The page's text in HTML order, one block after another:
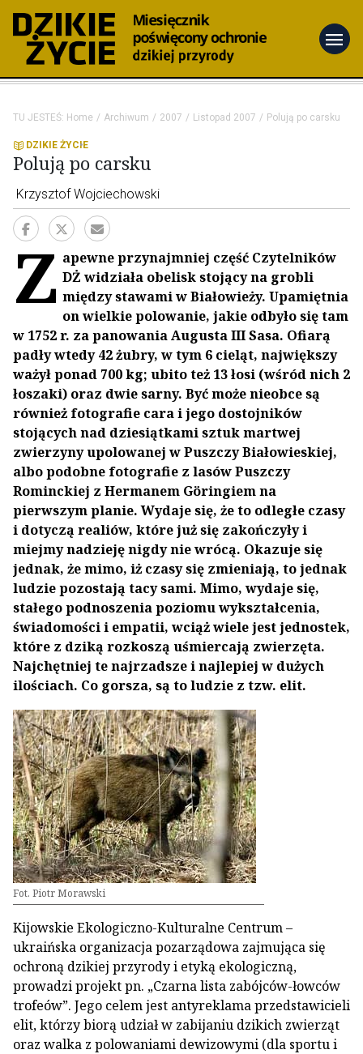
menu
TU JESTEŚ: Home Archiwum 2007 Listopad 2007 Polują po carsku
DZIKIE ŻYCIE
Polują po carsku
Krzysztof Wojciechowski
Z apewne przynajmniej część Czytelników
DŻ widziała obelisk stojący na grobli
między stawami w Białowieży. Upamiętnia
on wielkie polowanie, jakie odbyło się tam
w 1752 r. za panowania Augusta III Sasa. Ofiarą
padły wtedy 42 żubry, w tym 6 cieląt, największy
ważył ponad 700 kg; ubito też 13 łosi (wśród nich 2
łoszaki) oraz dwie sarny. Być może nieobce są
również fotografie cara i jego dostojników
stojących nad dziesiątkami sztuk martwej
zwierzyny upolowanej w Puszczy Białowieskiej,
albo podobne fotografie z lasów Puszczy
Rominckiej z Hermanem Göringiem na
pierwszym planie. Wydaje się, że to odległe czasy
i dotyczą realiów, które już się zakończyły i
miejmy nadzieję nigdy nie wrócą. Okazuje się
jednak, że mimo, iż czasy się zmieniają, to jednak
ludzie pozostają tacy sami. Mimo, wydaje się,
stałego podnoszenia poziomu wykształcenia,
świadomości i empatii, wciąż wiele jest jednostek,
które z dziką rozkoszą uśmiercają zwierzęta.
Najchętniej te najrzadsze i najlepiej w dużych
ilościach. Co gorsza, są to ludzie z tzw. elit.
Fot. Piotr Morawski
Kijowskie Ekologiczno-Kulturalne Centrum –
ukraińska organizacja pozarządowa zajmująca się
ochroną dzikiej przyrody i etyką ekologiczną,
prowadzi projekt pn. „Czarna lista zabójców-łowców
trofeów”. Jego celem jest antyreklama przedstawicieli
elit, którzy biorą udział w zabijaniu dzikich zwierząt
oraz walka z polowaniami dewizowymi (dla sportu i